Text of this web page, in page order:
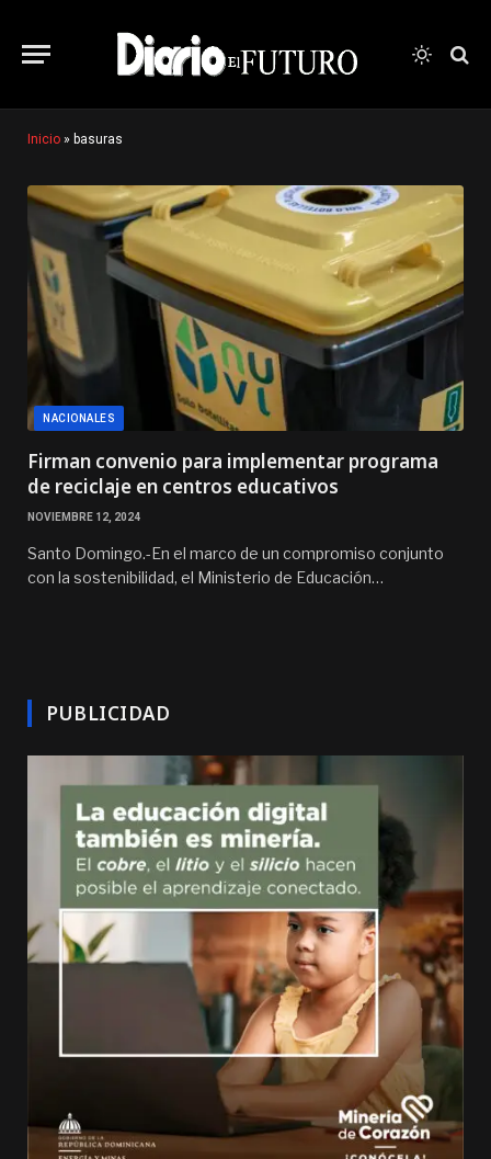
Inicio » basuras
NACIONALES
Firman convenio para implementar programa
de reciclaje en centros educativos
NOVIEMBRE 12, 2024
Santo Domingo.-En el marco de un compromiso conjunto
con la sostenibilidad, el Ministerio de Educación…
PUBLICIDAD